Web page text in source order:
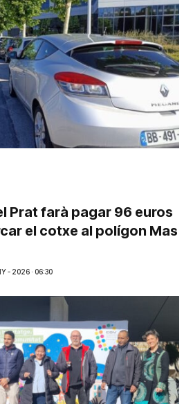
Prat farà pagar 96 euros
el cotxe al polígon Mas
- 2026 · 06:30